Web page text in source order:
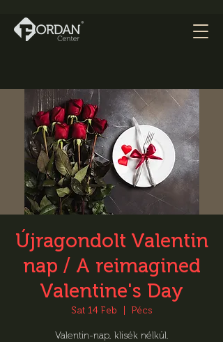
Újragondolt Valentin
nap / A reimagined
Valentine's Day
Sat 14 Feb Pécs
Valentin-nap, klisék nélkül.